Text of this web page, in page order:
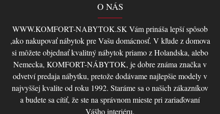
O NÁS
WWW.KOMFORT-NABYTOK.SK Vám prináša lepší spôsob
,ako nakupovať nábytok pre Vašu domácnosť. V kľude z domova
si môžete objednať kvalitný nábytok priamo z Holandska, alebo
Nemecka, KOMFORT-NÁBYTOK, je dobre známa značka v
odvetví predaja nábytku, pretože dodávame najlepšie modely v
najvyššej kvalite od roku 1992. Staráme sa o našich zákazníkov
a budete sa cítiť, že ste na správnom mieste pri zariaďovaní
Vášho interiéru.